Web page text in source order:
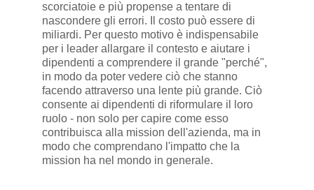
scorciatoie e più propense a tentare di
nascondere gli errori. Il costo può essere di
miliardi. Per questo motivo è indispensabile
per i leader allargare il contesto e aiutare i
dipendenti a comprendere il grande "perché",
in modo da poter vedere ciò che stanno
facendo attraverso una lente più grande. Ciò
consente ai dipendenti di riformulare il loro
ruolo - non solo per capire come esso
contribuisca alla mission dell'azienda, ma in
modo che comprendano l'impatto che la
mission ha nel mondo in generale.